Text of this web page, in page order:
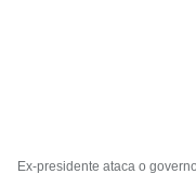
Ex-presidente ataca o